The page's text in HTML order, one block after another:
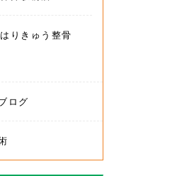
りきゅう整骨
ログ